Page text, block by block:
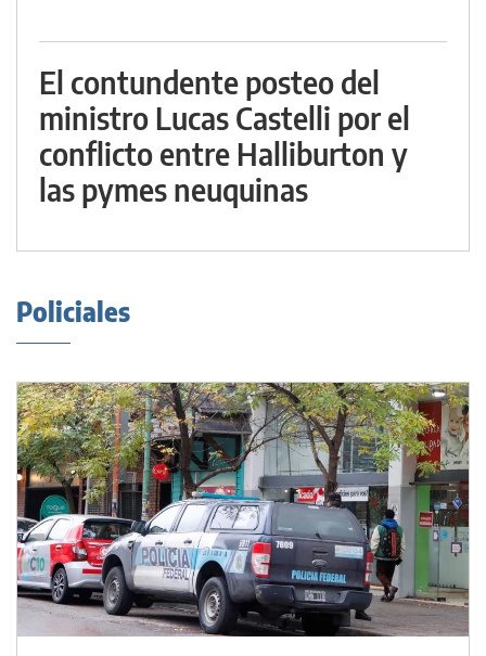
El contundente posteo del
ministro Lucas Castelli por el
conflicto entre Halliburton y
las pymes neuquinas
Policiales